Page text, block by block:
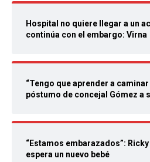
Hospital no quiere llegar a un
continúa con el embargo: Virna
“Tengo que aprender a
póstumo de concejal Gómez a
“Estamos embarazados”:
espera un nuevo bebé